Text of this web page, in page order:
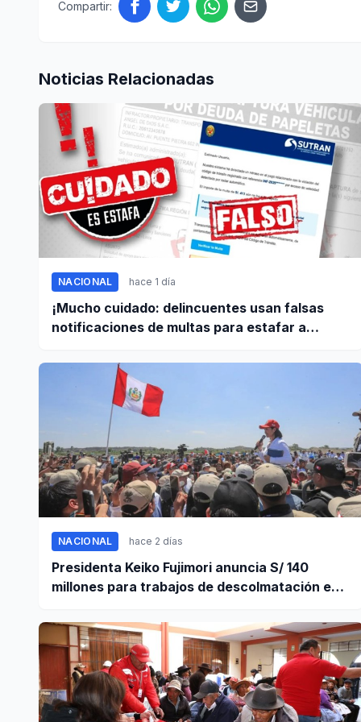
Compartir:
Noticias Relacionadas
NACIONAL hace 1 día
¡Mucho cuidado: delincuentes usan falsas
notificaciones de multas para estafar a
NACIONAL hace 2 días
Presidenta Keiko Fujimori anuncia S/ 140
millones para trabajos de descolmatación en